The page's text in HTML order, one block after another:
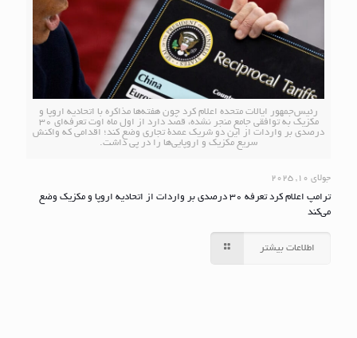
رئیس‌جمهور ایالات متحده اعلام کرد چون هفته‌ها مذاکره با اتحادیه اروپا و
مکزیک به توافقی جامع منجر نشده، قصد دارد از اول ماه اوت تعرفه‌ای ۳۰
درصدی بر واردات از این دو شریک عمدۀ تجاری وضع کند؛ اقدامی که واکنش
سریع مکزیک و اروپایی‌ها را در پی داشت.
جولای 10, 2025
ترامپ اعلام کرد تعرفه ۳۰ درصدی بر واردات از اتحادیه اروپا و مکزیک وضع
می‌کند
اطلاعات بیشتر